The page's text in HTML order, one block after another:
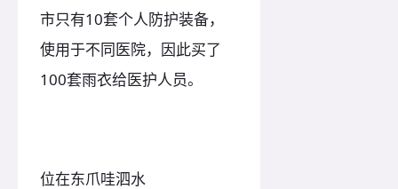
市只有10套个人防护装备，
使用于不同医院，因此买了
100套雨衣给医护人员。
位在东爪哇泗水